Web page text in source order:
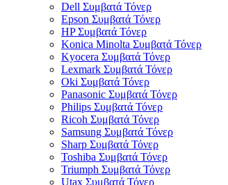
Dell Συμβατά Τόνερ
Epson Συμβατά Τόνερ
HP Συμβατά Τόνερ
Konica Minolta Συμβατά Τόνερ
Kyocera Συμβατά Τόνερ
Lexmark Συμβατά Τόνερ
Oki Συμβατά Τόνερ
Panasonic Συμβατά Τόνερ
Philips Συμβατά Τόνερ
Ricoh Συμβατά Τόνερ
Samsung Συμβατά Τόνερ
Sharp Συμβατά Τόνερ
Toshiba Συμβατά Τόνερ
Triumph Συμβατά Τόνερ
Utax Συμβατά Τόνερ